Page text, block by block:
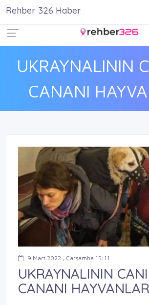
UKRAYNALININ
CANANI
Rehber 326 Haber
9 Mart 2022 , Çarşamba 15:11
UKRAYNALININ
CANANI HAYVANLAR